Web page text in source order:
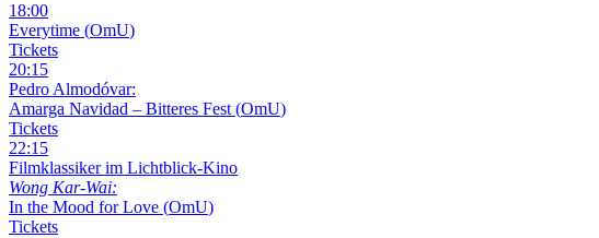
18:00
Everytime (OmU)
Tickets
20:15
Pedro Almodóvar:
Amarga Navidad – Bitteres Fest (OmU)
Tickets
22:15
Filmklassiker im Lichtblick-Kino
Wong Kar-Wai:
In the Mood for Love (OmU)
Tickets